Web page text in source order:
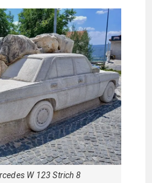
W 123 Strich 8